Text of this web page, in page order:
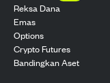
Reksa Dana
Emas
Options
Crypto Futures
Bandingkan Aset